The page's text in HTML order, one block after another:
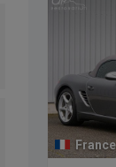
France